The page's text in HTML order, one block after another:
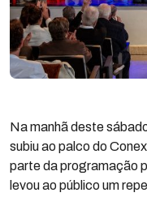
Na manhã deste
subiu ao palco do
parte da programação
levou ao público um